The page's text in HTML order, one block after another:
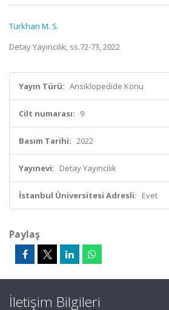
Türkhan M. S.
Detay Yayıncılık, ss.72-73, 2022
Yayın Türü: Ansiklopedide Konu
Cilt numarası: 9
Basım Tarihi: 2022
Yayınevi: Detay Yayıncılık
İstanbul Üniversitesi Adresli: Evet
Paylaş
İletişim Bilgileri